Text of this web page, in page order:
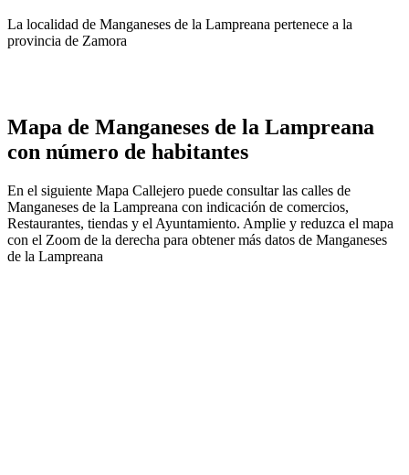
La localidad de Manganeses de la Lampreana pertenece a la
provincia de Zamora
Mapa de Manganeses de la Lampreana
con número de habitantes
En el siguiente Mapa Callejero puede consultar las calles de
Manganeses de la Lampreana con indicación de comercios,
Restaurantes, tiendas y el Ayuntamiento. Amplie y reduzca el mapa
con el Zoom de la derecha para obtener más datos de Manganeses
de la Lampreana